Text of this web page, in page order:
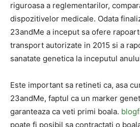
riguroasa a reglementarilor,
dispozitivelor medicale. Odata
23andMe a inceput sa ofere
transport autorizate in 2015 si a
sanatate genetica la inceputul
Este important sa retineti ca, asa
23andMe, faptul ca un marker
garanteaza ca veti primi boala.
poate fi posibil sa contractati o